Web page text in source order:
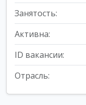
Занятость:
Активна:
ID вакансии:
Отрасль: